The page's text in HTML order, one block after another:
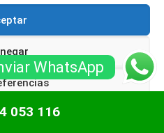
Políticas de privacidad
longevidad y el
de la puerta.
de Garaje
Reparación y
WhatsApp
053 116